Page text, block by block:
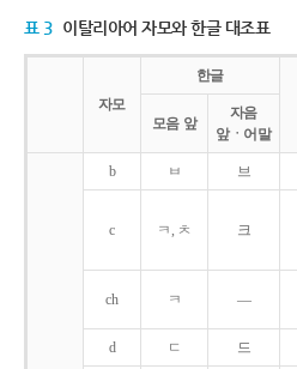
표 3 이탈리아어 자모와 한글 대조표
자모
한글
모음 앞
자음
앞ㆍ어말
b ㅂ 브
c ㅋ, ㅊ 크
ch ㅋ ―
d ㄷ 드